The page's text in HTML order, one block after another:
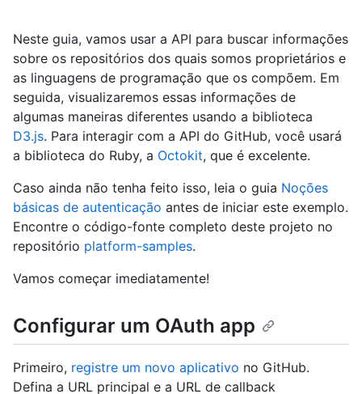
Neste guia, vamos usar a API para buscar informações
sobre os repositórios dos quais somos proprietários e
as linguagens de programação que os compõem. Em
seguida, visualizaremos essas informações de
algumas maneiras diferentes usando a biblioteca
D3.js. Para interagir com a API do GitHub, você usará
a biblioteca do Ruby, a Octokit, que é excelente.
Caso ainda não tenha feito isso, leia o guia Noções
básicas de autenticação antes de iniciar este exemplo.
Encontre o código-fonte completo deste projeto no
repositório platform-samples.
Vamos começar imediatamente!
Configurar um OAuth app
Primeiro, registre um novo aplicativo no GitHub.
Defina a URL principal e a URL de callback